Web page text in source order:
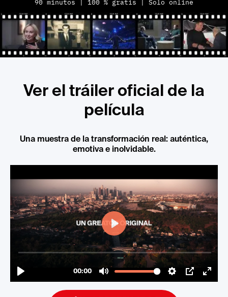
90 minutos | 100 % gratis | Solo online
Ver el tráiler oficial de la
película
Una muestra de la transformación real: auténtica,
emotiva e inolvidable.